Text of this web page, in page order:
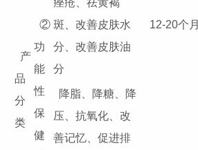
产
品
分
类
②
功
能
性
保
健
痤疮、祛黄褐
斑、改善皮肤水
分、改善皮肤油
分
12-20个月
降脂、降糖、降
压、抗氧化、改
善记忆、促进排